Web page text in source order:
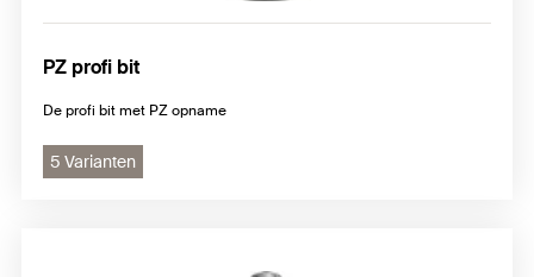
PZ profi bit
De profi bit met PZ opname
5 Varianten